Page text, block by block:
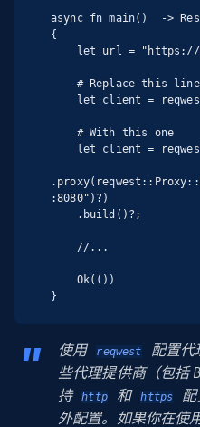
async fn main()  ->
{
:8080")?)
}
使用 reqwest
配置代
些代理提供商（包括
持http和https
配
外配置。如果你在使